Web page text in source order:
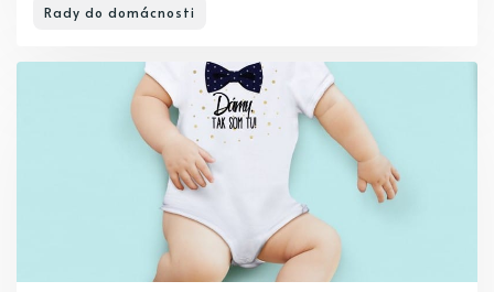
Rady do domácnosti